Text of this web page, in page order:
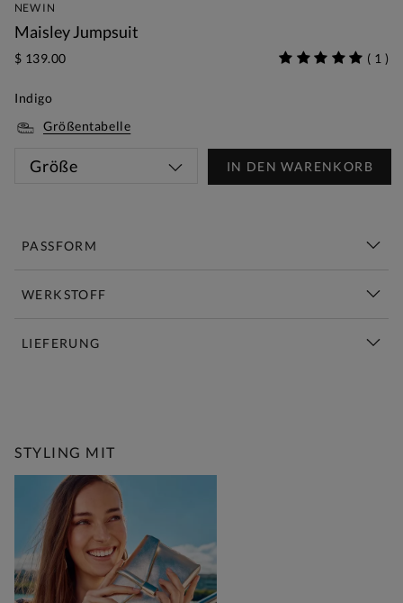
NEW IN
Maisley Jumpsuit
$ 139.00 ( 1 )
Indigo
Größentabelle
Größe IN DEN WARENKORB
PASSFORM
WERKSTOFF
LIEFERUNG
STYLING MIT